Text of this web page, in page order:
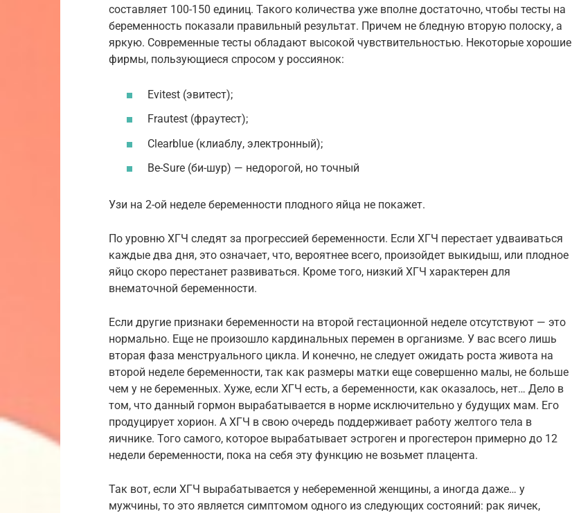
составляет 100-150 единиц. Такого количества уже вполне достаточно, чтобы тесты на
беременность показали правильный результат. Причем не бледную вторую полоску, а
яркую. Современные тесты обладают высокой чувствительностью. Некоторые хорошие
фирмы, пользующиеся спросом у россиянок:
Evitest (эвитест);
Frautest (фраутест);
Clearblue (клиаблу, электронный);
Be-Sure (би-шур) — недорогой, но точный
Узи на 2-ой неделе беременности плодного яйца не покажет.
По уровню ХГЧ следят за прогрессией беременности. Если ХГЧ перестает удваиваться
каждые два дня, это означает, что, вероятнее всего, произойдет выкидыш, или плодное
яйцо скоро перестанет развиваться. Кроме того, низкий ХГЧ характерен для
внематочной беременности.
Если другие признаки беременности на второй гестационной неделе отсутствуют — это
нормально. Еще не произошло кардинальных перемен в организме. У вас всего лишь
вторая фаза менструального цикла. И конечно, не следует ожидать роста живота на
второй неделе беременности, так как размеры матки еще совершенно малы, не больше
чем у не беременных. Хуже, если ХГЧ есть, а беременности, как оказалось, нет… Дело в
том, что данный гормон вырабатывается в норме исключительно у будущих мам. Его
продуцирует хорион. А ХГЧ в свою очередь поддерживает работу желтого тела в
яичнике. Того самого, которое вырабатывает эстроген и прогестерон примерно до 12
недели беременности, пока на себя эту функцию не возьмет плацента.
Так вот, если ХГЧ вырабатывается у небеременной женщины, а иногда даже… у
мужчины, то это является симптомом одного из следующих состояний: рак яичек,